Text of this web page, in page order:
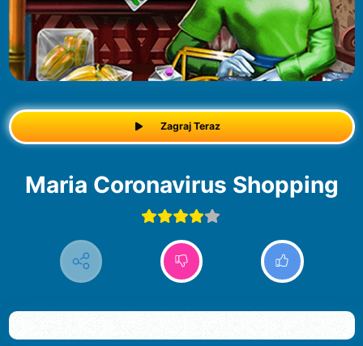
Zagraj Teraz
Maria Coronavirus Shopping